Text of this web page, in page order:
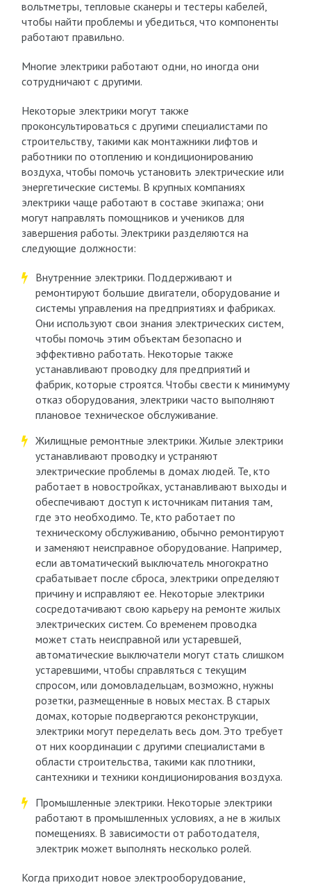
вольтметры, тепловые сканеры и тестеры кабелей,
чтобы найти проблемы и убедиться, что компоненты
работают правильно.
Многие электрики работают одни, но иногда они
сотрудничают с другими.
Некоторые электрики могут также
проконсультироваться с другими специалистами по
строительству, такими как монтажники лифтов и
работники по отоплению и кондиционированию
воздуха, чтобы помочь установить электрические или
энергетические системы. В крупных компаниях
электрики чаще работают в составе экипажа; они
могут направлять помощников и учеников для
завершения работы. Электрики разделяются на
следующие должности:
Внутренние электрики. Поддерживают и
ремонтируют большие двигатели, оборудование и
системы управления на предприятиях и фабриках.
Они используют свои знания электрических систем,
чтобы помочь этим объектам безопасно и
эффективно работать. Некоторые также
устанавливают проводку для предприятий и
фабрик, которые строятся. Чтобы свести к минимуму
отказ оборудования, электрики часто выполняют
плановое техническое обслуживание.
Жилищные ремонтные электрики. Жилые электрики
устанавливают проводку и устраняют
электрические проблемы в домах людей. Те, кто
работает в новостройках, устанавливают выходы и
обеспечивают доступ к источникам питания там,
где это необходимо. Те, кто работает по
техническому обслуживанию, обычно ремонтируют
и заменяют неисправное оборудование. Например,
если автоматический выключатель многократно
срабатывает после сброса, электрики определяют
причину и исправляют ее. Некоторые электрики
сосредотачивают свою карьеру на ремонте жилых
электрических систем. Со временем проводка
может стать неисправной или устаревшей,
автоматические выключатели могут стать слишком
устаревшими, чтобы справляться с текущим
спросом, или домовладельцам, возможно, нужны
розетки, размещенные в новых местах. В старых
домах, которые подвергаются реконструкции,
электрики могут переделать весь дом. Это требует
от них координации с другими специалистами в
области строительства, такими как плотники,
сантехники и техники кондиционирования воздуха.
Промышленные электрики. Некоторые электрики
работают в промышленных условиях, а не в жилых
помещениях. В зависимости от работодателя,
электрик может выполнять несколько ролей.
Когда приходит новое электрооборудование,